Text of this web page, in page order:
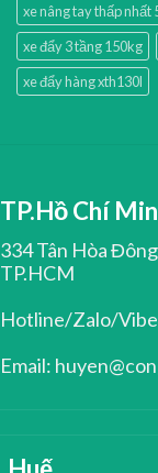
xe nâng tay thấp nhất
xe đẩy 3 tầng 150kg
xe đẩy hàng xth130l
TP.Hồ Chí
334 Tân Hòa
TP.HCM
Hotline/Zalo/
Email: